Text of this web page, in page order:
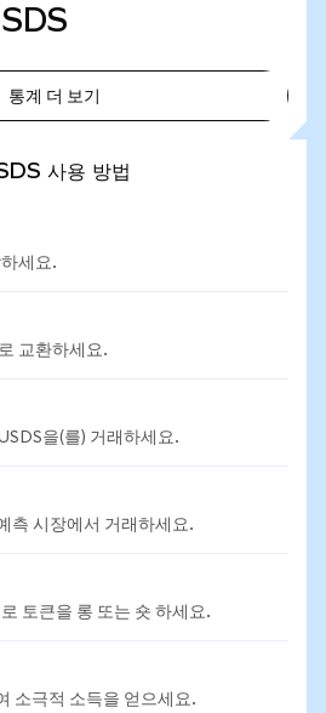
통계 더 보기
사용 방법
세요.
교환하세요.
을(를) 거래하세요.
측 시장에서 거래하세요.
토큰을 롱 또는 숏 하세요.
소극적 소득을 얻으세요.